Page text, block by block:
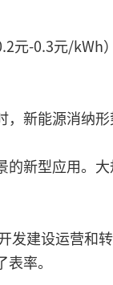
元-0.3元/
新能源消纳
型应用。大
建设运营和
率。